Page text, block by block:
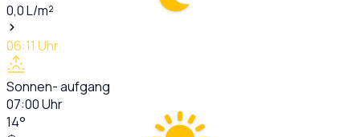
0,0L/m²
06:11 Uhr
Sonnen- aufgang
07:00Uhr
14°